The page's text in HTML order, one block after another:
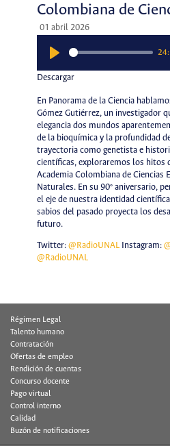
Colombiana de
01 abril 2026
Descargar
En Panorama de la Ciencia
Gómez Gutiérrez, un investigador
elegancia dos mundos
de la bioquímica y la profundidad
trayectoria como genetista e
científicas, exploraremos los hitos
Academia Colombiana de Ciencias
Naturales. En su 90º aniversario,
el eje de nuestra identidad
sabios del pasado proyecta los
futuro.
Twitter: @RadioUNALInstagram:
@RadioUNAL
Régimen Legal
Talento humano
Contratación
Ofertas de empleo
Rendición de cuentas
Concurso docente
Pago virtual
Control interno
Calidad
Buzón de notificaciones